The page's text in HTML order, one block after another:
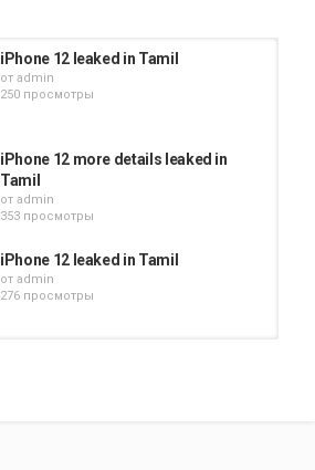
iPhone 12 leaked in Tamil
от admin
250 просмотры
iPhone 12 more details leaked in
Tamil
от admin
353 просмотры
iPhone 12 leaked in Tamil
от admin
276 просмотры